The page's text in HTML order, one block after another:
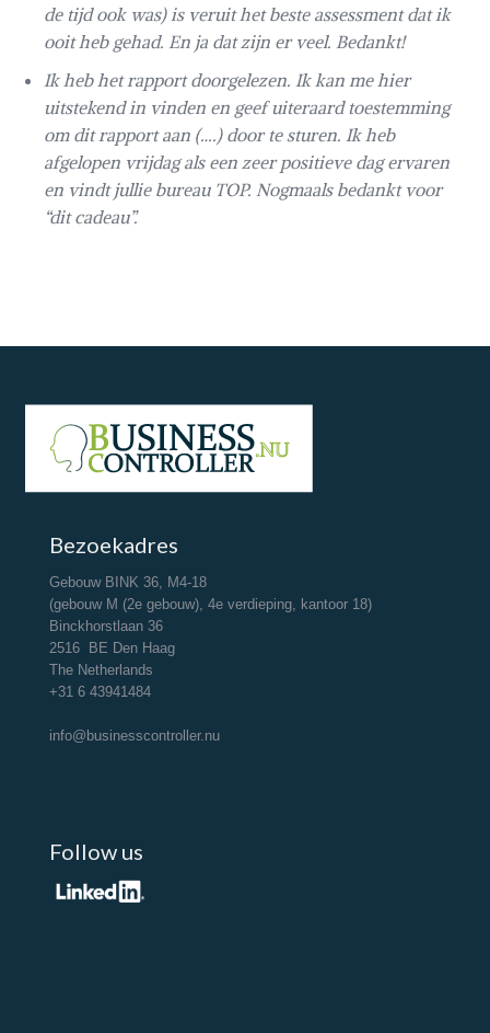
de tijd ook was) is veruit het beste assessment dat ik
ooit heb gehad. En ja dat zijn er veel. Bedankt!
Ik heb het rapport doorgelezen. Ik kan me hier
uitstekend in vinden en geef uiteraard toestemming
om dit rapport aan (….) door te sturen. Ik heb
afgelopen vrijdag als een zeer positieve dag ervaren
en vindt jullie bureau TOP. Nogmaals bedankt voor
“dit cadeau”.
Bezoekadres
Gebouw BINK 36, M4-18
(gebouw M (2e gebouw), 4e verdieping, kantoor 18)
Binckhorstlaan 36
2516 BE Den Haag
The Netherlands
+31 6 43941484
info@businesscontroller.nu
Follow us